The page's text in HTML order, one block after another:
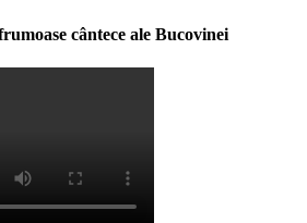
cântece ale Bucovinei